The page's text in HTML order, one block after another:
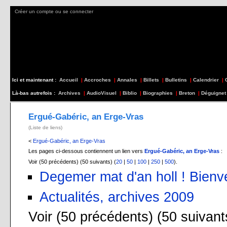
Créer un compte ou se connecter
Ici et maintenant : Accueil | Accroches | Annales | Billets | Bulletins | Calendrier |
Là-bas autrefois : Archives | AudioVisuel | Biblio | Biographies | Breton | Déguignet
Ergué-Gabéric, an Erge-Vras
(Liste de liens)
< Ergué-Gabéric, an Erge-Vras
Les pages ci-dessous contiennent un lien vers Ergué-Gabéric, an Erge-Vras :
Voir (50 précédents) (50 suivants) (20 | 50 | 100 | 250 | 500).
Degemer mat d'an holl !
Actualités, archives 2009
Voir (50 précédents) (50